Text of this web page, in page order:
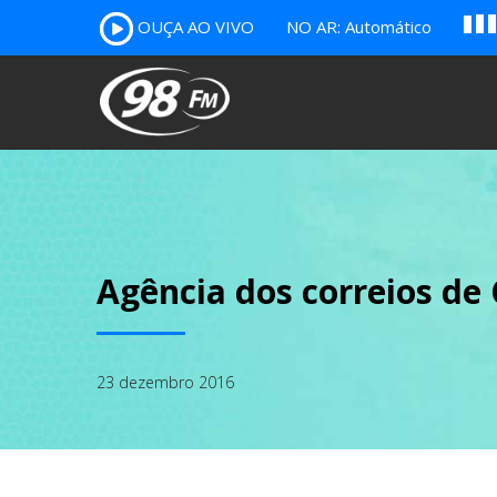
OUÇA AO VIVO NO AR: Automático A B c
Agência dos correios
23 dezembro 2016